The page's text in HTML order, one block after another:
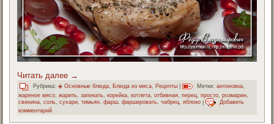
Читать далее →
Рубрика: ◈ Основные блюда Блюда из мяса Рецепты Метки: антоновка
жареное мясо ,жарить ,запекать ,корейка ,котлета ,отбивная ,перец ,просто ,розмарин
свинина,соль,сухари,тимьян,фарш,фаршировать,чабрец,яблоко |
Добавить
комментарий